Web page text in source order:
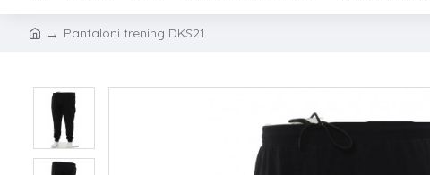
Pantaloni trening DKS21